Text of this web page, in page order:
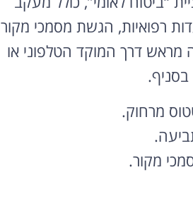
רפואיות, הגשת מסמכי מקור
מראש דרך המוקד הטלפוני או
מרחוק.
מקור.